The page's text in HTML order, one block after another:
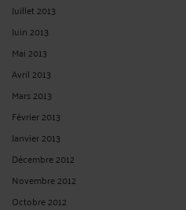
Juillet 2013
Juin 2013
Mai 2013
Avril 2013
Mars 2013
Février 2013
Janvier 2013
Décembre 2012
Novembre 2012
Octobre 2012